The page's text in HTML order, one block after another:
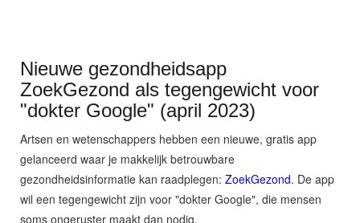
Nieuwe gezondheidsapp
ZoekGezond als tegengewicht voor
"dokter Google" (april 2023)
Artsen en wetenschappers hebben een nieuwe, gratis app
gelanceerd waar je makkelijk betrouwbare
gezondheidsinformatie kan raadplegen: ZoekGezond. De app
wil een tegengewicht zijn voor "dokter Google", die mensen
soms ongeruster maakt dan nodig.